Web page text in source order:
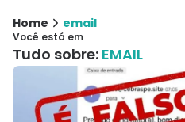
Home email
Você está em
Tudo sobre: EMAIL